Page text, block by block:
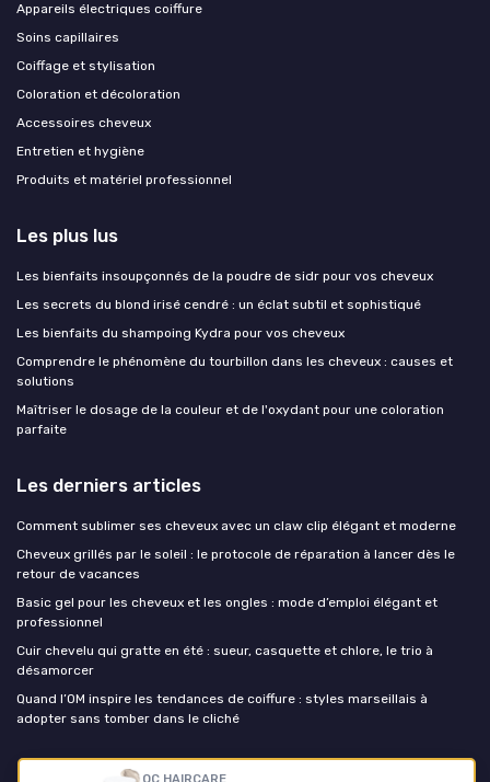
Appareils électriques coiffure
Soins capillaires
Coiffage et stylisation
Coloration et décoloration
Accessoires cheveux
Entretien et hygiène
Produits et matériel professionnel
Les plus lus
Les bienfaits insoupçonnés de la poudre de sidr pour vos cheveux
Les secrets du blond irisé cendré : un éclat subtil et sophistiqué
Les bienfaits du shampoing Kydra pour vos cheveux
Comprendre le phénomène du tourbillon dans les cheveux : causes et
solutions
Maîtriser le dosage de la couleur et de l'oxydant pour une coloration
parfaite
Les derniers articles
Comment sublimer ses cheveux avec un claw clip élégant et moderne
Cheveux grillés par le soleil : le protocole de réparation à lancer dès le
retour de vacances
Basic gel pour les cheveux et les ongles : mode d’emploi élégant et
professionnel
Cuir chevelu qui gratte en été : sueur, casquette et chlore, le trio à
désamorcer
Quand l’OM inspire les tendances de coiffure : styles marseillais à
adopter sans tomber dans le cliché
Coupe de cheveux